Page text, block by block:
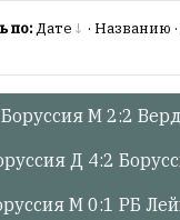
по:Дате · Названию ·
Боруссия М 2:2
Д 4:2
М 0:1 РБ